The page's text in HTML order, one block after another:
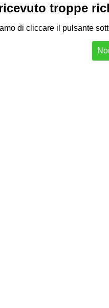
troppe
di cliccare il pulsante